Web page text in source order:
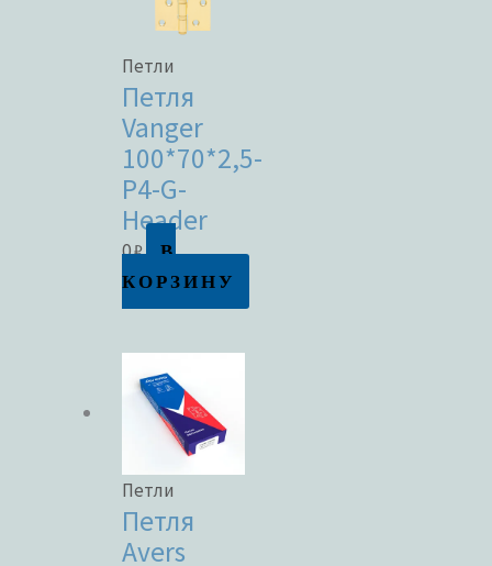
Петли
Петля
Vanger
100*70*2,5-
P4-G-
Header
0₽
В
КОРЗИНУ
Петли
Петля
Avers